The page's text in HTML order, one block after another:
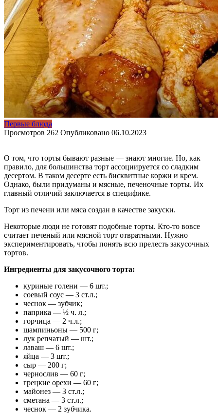
Первые блюда
Просмотров 262 Опубликовано 06.10.2023
О том, что торты бывают разные — знают многие. Но, как
правило, для большинства торт ассоциируется со сладким
десертом. В таком десерте есть бисквитные коржи и крем.
Однако, были придуманы и мясные, печеночные торты. Их
главный отличий заключается в специфике.
Торт из печени или мяса создан в качестве закуски.
Некоторые люди не готовят подобные торты. Кто-то вовсе
считает печеный или мясной торт отвратными. Нужно
экспериментировать, чтобы понять всю прелесть закусочных
тортов.
Ингредиенты для закусочного торта:
куриные голени — 6 шт.;
соевый соус — 3 ст.л.;
чеснок — зубчик;
паприка — ½ ч. л.;
горчица — 2 ч.л.;
шампиньоны — 500 г;
лук репчатый — шт.;
лаваш — 6 шт.;
яйца — 3 шт.;
сыр — 200 г;
чернослив — 60 г;
грецкие орехи — 60 г;
майонез — 3 ст.л.;
сметана — 3 ст.л.;
чеснок — 2 зубчика.